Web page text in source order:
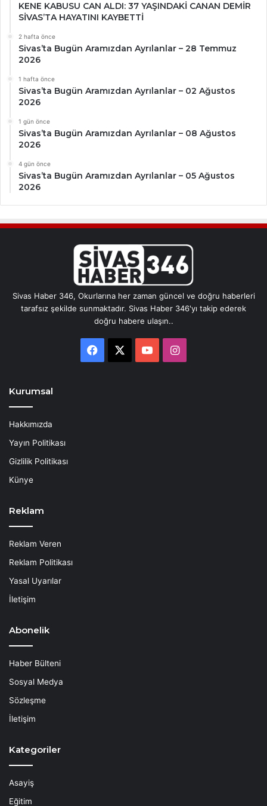
KENE KABUSU CAN ALDI: 37 YAŞINDAKİ CANAN DEMİR
SİVAS’TA HAYATINI KAYBETTİ
2 hafta önce
Sivas’ta Bugün Aramızdan Ayrılanlar – 28 Temmuz
2026
1 hafta önce
Sivas’ta Bugün Aramızdan Ayrılanlar – 02 Ağustos
2026
1 gün önce
Sivas’ta Bugün Aramızdan Ayrılanlar – 08 Ağustos
2026
4 gün önce
Sivas’ta Bugün Aramızdan Ayrılanlar – 05 Ağustos
2026
Sivas Haber 346, Okurlarına her zaman güncel ve doğru haberleri
tarafsız şekilde sunmaktadır. Sivas Haber 346'yı takip ederek
doğru habere ulaşın..
Facebook YouTubeInstagram
Kurumsal
Hakkımızda
Yayın Politikası
Gizlilik Politikası
Künye
Reklam
Reklam Veren
Reklam Politikası
Yasal Uyarılar
İletişim
Abonelik
Haber Bülteni
Sosyal Medya
Sözleşme
İletişim
Kategoriler
Asayiş
Eğitim